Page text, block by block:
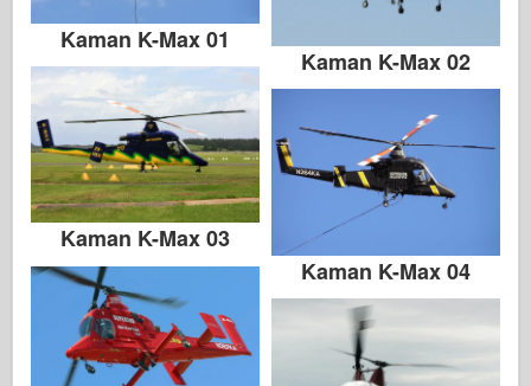
Icm
Italeri
Legenda
Meng-malli
Tamiya
Tristar
Trumpetisti
Zvezda
Kaman K-Max 01
Kaman K-Max 02
Kaman K-Max 03
Kaman K-Max 04